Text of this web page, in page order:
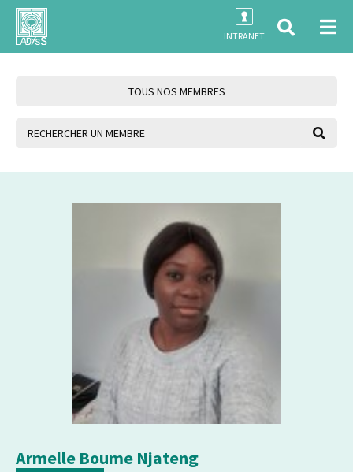
INTRANET
TOUS NOS MEMBRES
Armelle Boume Njateng